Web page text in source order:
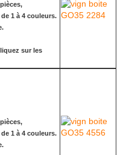
1 à 4 couleurs.
sur les
1 à 4 couleurs.